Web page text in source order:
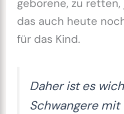
geborene, zu
das auch heute
für das Kind.
Daher ist es
Schwangere